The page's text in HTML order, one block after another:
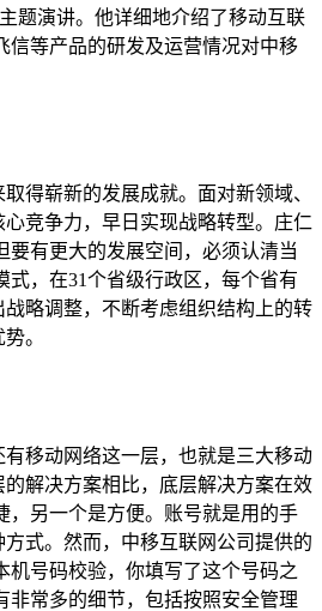
题演讲。他详细地介绍了移动互联
信等产品的研发及运营情况对中移
得崭新的发展成就。面对新领域、
竞争力，早日实现战略转型。庄仁
有更大的发展空间，必须认清当
，在31个省级行政区，每个省有
略调整，不断考虑组织结构上的转
。
移动网络这一层，也就是三大移动
解决方案相比，底层解决方案在效
，另一个是方便。账号就是用的手
式。然而，中移互联网公司提供的
号码校验，你填写了这个号码之
非常多的细节，包括按照安全管理